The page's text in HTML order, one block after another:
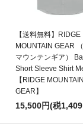
【送料無料】RIDGE
MOUNTAIN GEAR
マウンテンギア）
Short Sleeve Shirt
【RIDGE MOUNTAIN
GEAR】
15,500円(税